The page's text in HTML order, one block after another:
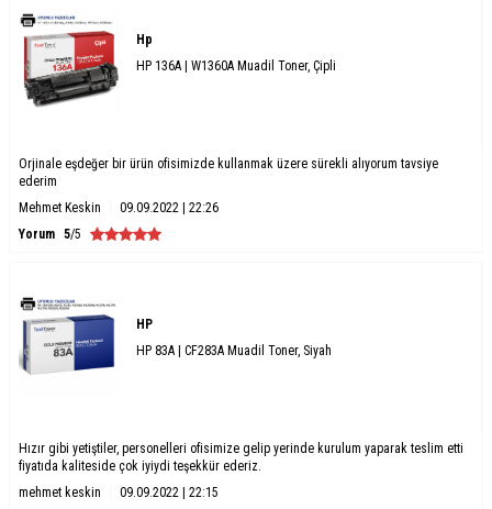
Hp
HP 136A | W1360A Muadil Toner, Çipli
Orjinale eşdeğer bir ürün ofisimizde kullanmak üzere sürekli alıyorum tavsiye
ederim
Mehmet Keskin
09.09.2022 | 22:26
Yorum 5/5
HP
HP 83A | CF283A Muadil Toner, Siyah
Hızır gibi yetiştiler, personelleri ofisimize gelip yerinde kurulum yaparak teslim etti
fiyatıda kaliteside çok iyiydi teşekkür ederiz.
mehmet keskin
09.09.2022 | 22:15